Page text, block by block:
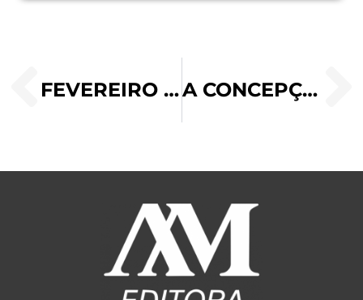
FEVEREIRO ROXO A CONCEPÇÃO VIRGINAL E O NASCIMENTO NA GRUTA